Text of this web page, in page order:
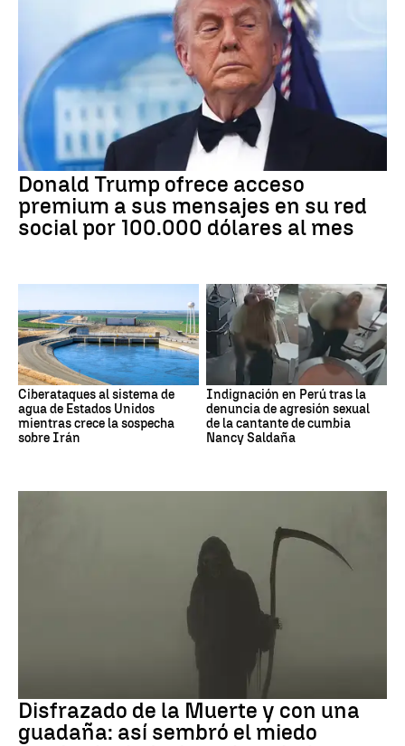
Donald Trump ofrece acceso
premium a sus mensajes en su red
social por 100.000 dólares al mes
Ciberataques al sistema de
agua de Estados Unidos
mientras crece la sospecha
sobre Irán
Indignación en Perú tras la
denuncia de agresión sexual
de la cantante de cumbia
Nancy Saldaña
Disfrazado de la Muerte y con una
guadaña: así sembró el miedo